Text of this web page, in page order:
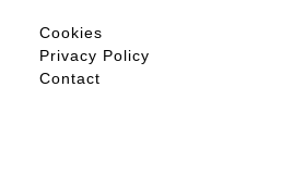
Cookies
Privacy Policy
Contact